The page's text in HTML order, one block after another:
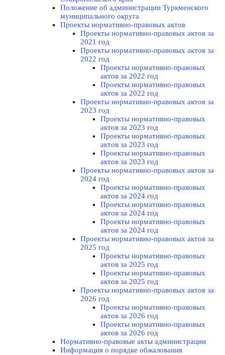
Положение об администрации Туркменского
муниципального округа
Проекты нормативно-правовых актов
Проекты нормативно-правовых актов за
2021 год
Проекты нормативно-правовых актов за
2022 год
Проекты нормативно-правовых
актов за 2022 год
Проекты нормативно-правовых
актов за 2022 год
Проекты нормативно-правовых актов за
2023 год
Проекты нормативно-правовых
актов за 2023 год
Проекты нормативно-правовых
актов за 2023 год
Проекты нормативно-правовых
актов за 2023 год
Проекты нормативно-правовых актов за
2024 год
Проекты нормативно-правовых
актов за 2024 год
Проекты нормативно-правовых
актов за 2024 год
Проекты нормативно-правовых
актов за 2024 год
Проекты нормативно-правовых актов за
2025 год
Проекты нормативно-правовых
актов за 2025 год
Проекты нормативно-правовых
актов за 2025 год
Проекты нормативно-правовых актов за
2026 год
Проекты нормативно-правовых
актов за 2026 год
Проекты нормативно-правовых
актов за 2026 год
Нормативно-правовые акты администрации
Информация о порядке обжалования